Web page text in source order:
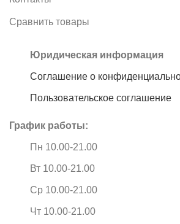
Сравнить товары
Юридическая информация
Соглашение о
Пользовательское соглашение
График работы:
Пн 10.00-21.00
Вт 10.00-21.00
Ср 10.00-21.00
Чт 10.00-21.00